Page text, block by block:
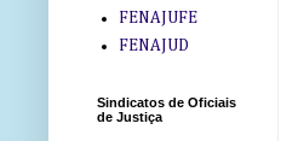
FENAJUFE
FENAJUD
Sindicatos de Oficiais
de Justiça